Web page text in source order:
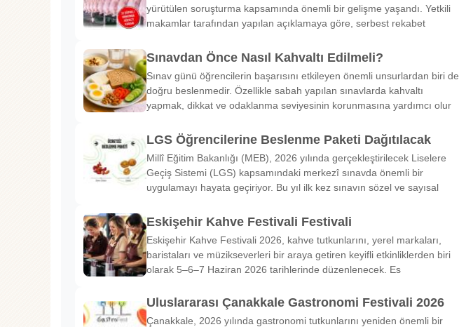
yürütülen soruşturma kapsamında önemli bir gelişme yaşandı. Yetkili
makamlar tarafından yapılan açıklamaya göre, serbest rekabet
Sınavdan Önce Nasıl Kahvaltı Edilmeli?
Sınav günü öğrencilerin başarısını etkileyen önemli unsurlardan biri de
doğru beslenmedir. Özellikle sabah yapılan sınavlarda kahvaltı
yapmak, dikkat ve odaklanma seviyesinin korunmasına yardımcı olur
LGS Öğrencilerine Beslenme Paketi Dağıtılacak
Millî Eğitim Bakanlığı (MEB), 2026 yılında gerçekleştirilecek Liselere
Geçiş Sistemi (LGS) kapsamındaki merkezî sınavda önemli bir
uygulamayı hayata geçiriyor. Bu yıl ilk kez sınavın sözel ve sayısal
Eskişehir Kahve Festivali Festivali
Eskişehir Kahve Festivali 2026, kahve tutkunlarını, yerel markaları,
baristaları ve müzikseverleri bir araya getiren keyifli etkinliklerden biri
olarak 5–6–7 Haziran 2026 tarihlerinde düzenlenecek. Es
Uluslararası Çanakkale Gastronomi Festivali 2026
Çanakkale, 2026 yılında gastronomi tutkunlarını yeniden önemli bir